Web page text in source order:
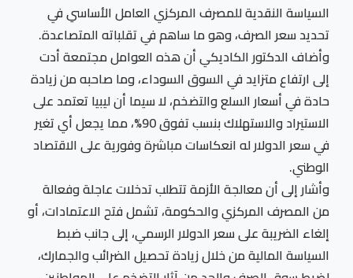
السياسة النقدية للمصرف المركزي العامل الأساسي في
تحديد سعر الصرف، وهو ما ساهم في تقلباته المتصاعدة.
وأضاف الدكتور الكاديكي أن هذه العوامل مجتمعة أدت
إلى ارتفاع متزايد في السوق السوداء، وما صاحبه من زيادة
حادة في أسعار السلع والتضخم، لا سيما أن ليبيا تعتمد على
الاستيراد والاستهلاك بنسب تفوق 90%، مما يجعل أي تغير
في سعر الدولار له انعكاسات مباشرة وفورية على الاقتصاد
الوطني.
وأشار إلى أن معالجة الأزمة تتطلب تدخلات عاجلة وفعالة
من المصرف المركزي والحكومة، تشمل فتح الاعتمادات، أو
إلغاء الضريبة على سعر الدولار الرسمي، إلى جانب ضبط
السياسة المالية من خلال زيادة تحصيل الضرائب والجمارك،